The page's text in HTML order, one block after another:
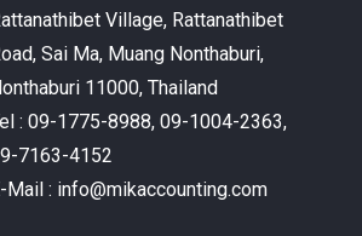
Village, Rattanathibet
Sai Ma, Muang Nonthaburi,
11000, Thailand
: 09-1775-8988, 09-1004-2363,
7163-4152
Mail : info@mikaccounting.com